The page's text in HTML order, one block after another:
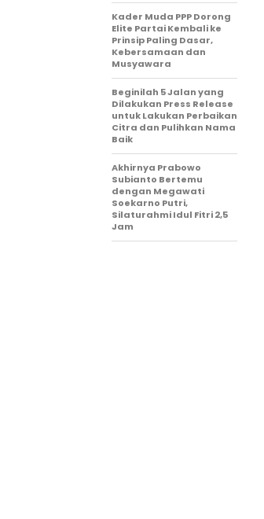
Kader Muda PPP Dorong
Elite Partai Kembali ke
Prinsip Paling Dasar,
Kebersamaan dan
Musyawara
Beginilah 5 Jalan yang
Dilakukan Press Release
untuk Lakukan Perbaikan
Citra dan Pulihkan Nama
Baik
Akhirnya Prabowo
Subianto Bertemu
dengan Megawati
Soekarno Putri,
Silaturahmi Idul Fitri 2,5
Jam